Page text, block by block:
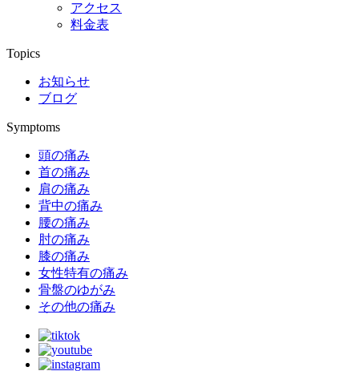
アクセス
料金表
Topics
お知らせ
ブログ
Symptoms
頭の痛み
首の痛み
肩の痛み
背中の痛み
腰の痛み
肘の痛み
膝の痛み
女性特有の痛み
骨盤のゆがみ
その他の痛み